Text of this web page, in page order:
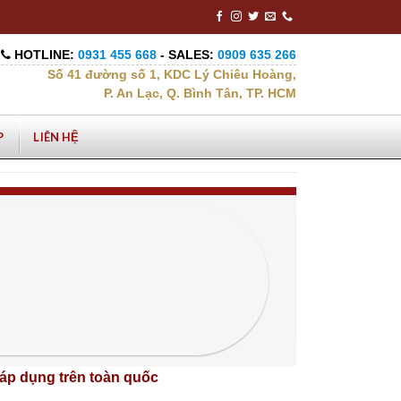
HOTLINE: 0931 455 668 - SALES: 0909 635 266
Số 41 đường số 1, KDC Lý Chiêu Hoàng,
P. An Lạc, Q. Bình Tân, TP. HCM
LIÊN HỆ
dụng trên toàn quốc